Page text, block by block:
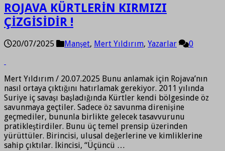
ROJAVA KÜRTLERİN KIRMIZI
ÇİZGİSİDİR !
20/07/2025 Manşet, Mert Yıldırım, Yazarlar 0
Mert Yıldırım / 20.07.2025 Bunu anlamak için Rojava’nın
nasıl ortaya çıktığını hatırlamak gerekiyor. 2011 yılında
Suriye iç savaşı başladığında Kürtler kendi bölgesinde öz
savunmaya geçtiler. Sadece öz savunma direnişine
geçmediler, bununla birlikte gelecek tasavvurunu
pratikleştirdiler. Bunu üç temel prensip üzerinden
yürüttüler. Birincisi, ulusal değerlerine ve kimliklerine
sahip çıktılar. İkincisi, “Üçüncü …